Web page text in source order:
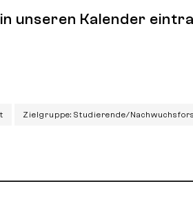
unseren Kalender
Zielgruppe: Studierende/